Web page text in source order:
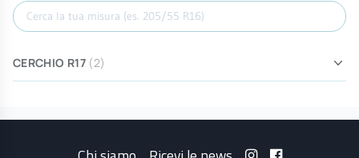
Cerca misura
CERCHIO R17 (2)